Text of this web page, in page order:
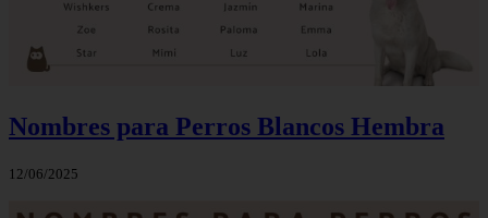
Nombres para Perros Blancos Hembra
12/06/2025